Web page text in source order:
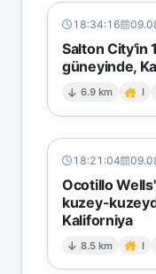
18:34:16
Salton City'in
güneyinde,
6.9 km I
18:21:04
Ocotillo
kuzey-
Kaliforniya
8.5 km I